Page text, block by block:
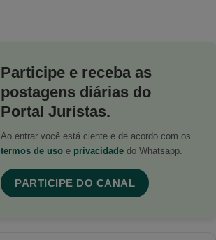
Participe e receba as
postagens diárias do
Portal Juristas.
Ao entrar você está ciente e de acordo com os
termos de uso e privacidade do Whatsapp.
PARTICIPE DO CANAL